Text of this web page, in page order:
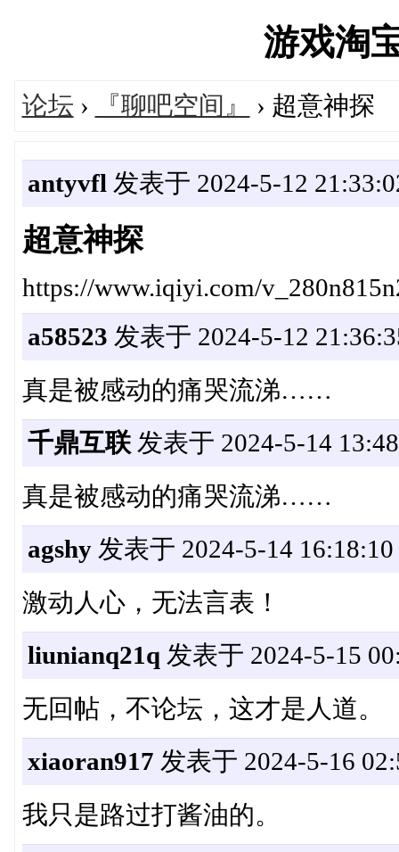
游戏淘
论坛 › 『聊吧空间』 › 超意神探
antyvfl 发表于 2024-5-12
超意神探
https://www.iqiyi.com/
a58523 发表于 2024-5-12
真是被感动的痛哭流涕……
千鼎互联发表于 2024-5-14
真是被感动的痛哭流涕……
agshy发表于 2024-5-14 16:18:10
激动人心，无法言表！
liunianq21q 发表于 2024-5-15
无回帖，不论坛，这才是人道。
xiaoran917 发表于 2024-5-16
我只是路过打酱油的。